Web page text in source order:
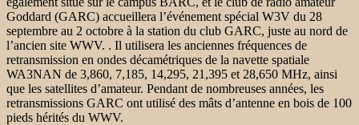
Goddard (GARC) accueillera l’événement spécial W3V du 28
septembre au 2 octobre à la station du club GARC, juste au nord de
l’ancien site WWV. . Il utilisera les anciennes fréquences de
retransmission en ondes décamétriques de la navette spatiale
WA3NAN de 3,860, 7,185, 14,295, 21,395 et 28,650 MHz, ainsi
que les satellites d’amateur. Pendant de nombreuses années, les
retransmissions GARC ont utilisé des mâts d’antenne en bois de 100
pieds hérités du WWV.